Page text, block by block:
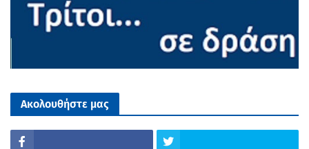
Ακολουθήστε μας